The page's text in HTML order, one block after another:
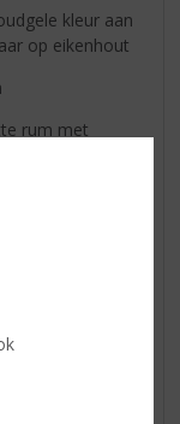
kleur aan
op eikenhout
rum met